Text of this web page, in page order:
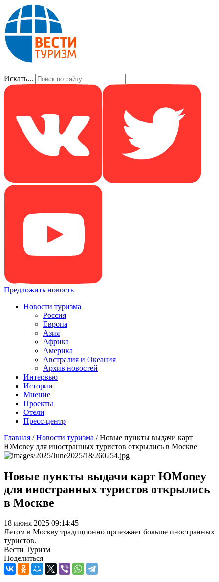
Искать...
Предложить новость
Новости туризма
Россия
Европа
Азия
Африка
Америка
Австралия и Океания
Архив новостей
Интервью
Истории
Мнение
Проекты
Отели
Пресс-центр
Главная /Новости туризма /Новые пункты выдачи карт
ЮMoney для иностранных туристов открылись в Москве
Новые пункты выдачи карт ЮMoney
для иностранных туристов открылись
в Москве
18 июня 2025 09:14:45
Летом в Москву традиционно приезжает больше иностранных
туристов.
Вести Туризм
Поделиться